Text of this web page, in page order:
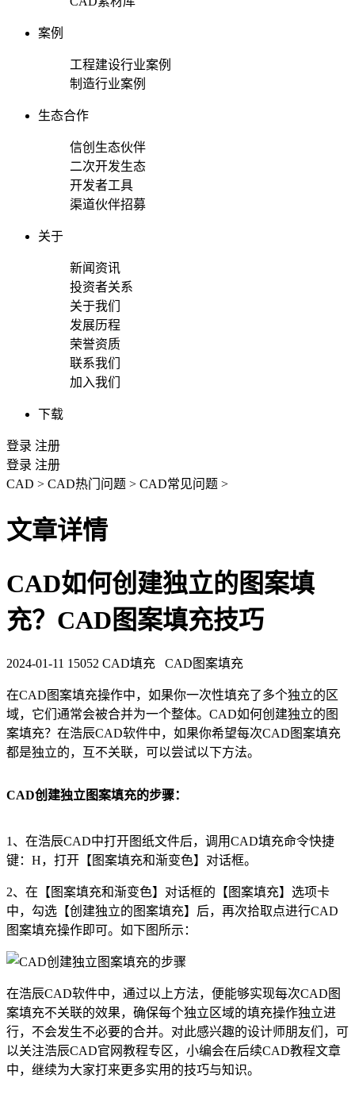
案例
工程建设行业案例
制造行业案例
生态合作
信创生态伙伴
二次开发生态
开发者工具
渠道伙伴招募
关于
新闻资讯
投资者关系
关于我们
发展历程
荣誉资质
联系我们
加入我们
下载
登录 注册
登录 注册
CAD > CAD热门问题 > CAD常见问题 >
文章详情
CAD如何创建独立的图案填
充？CAD图案填充技巧
2024-01-11 15052 CAD填充 CAD图案填充
在CAD图案填充操作中，如果你一次性填充了多个独立的区
域，它们通常会被合并为一个整体。 CAD如何创建独立的图
案填充？在浩辰CAD软件中，如果你希望每次CAD图案填充
都是独立的，互不关联，可以尝试以下方法。
CAD创建独立图案填充的步骤：
1、在浩辰CAD中打开图纸文件后，调用CAD填充命令快捷
键：H，打开【图案填充和渐变色】对话框。
2、在【图案填充和渐变色】对话框的【图案填充】选项卡
中，勾选【创建独立的图案填充】后，再次拾取点进行CAD
图案填充操作即可。如下图所示：
在浩辰CAD软件中，通过以上方法，便能够实现每次CAD图
案填充不关联的效果，确保每个独立区域的填充操作独立进
行，不会发生不必要的合并。对此感兴趣的设计师朋友们，可
以关注浩辰CAD官网教程专区，小编会在后续CAD教程文章
中，继续为大家打来更多实用的技巧与知识。